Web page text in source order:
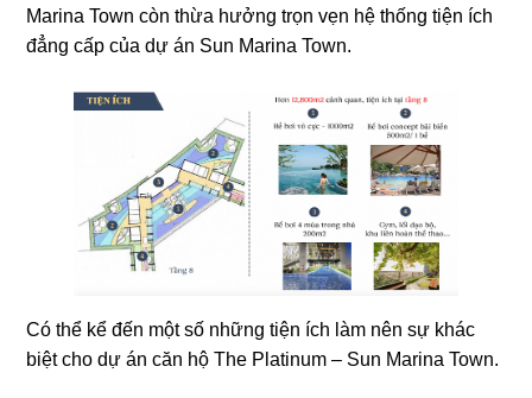
Marina Town còn thừa hưởng trọn vẹn hệ thống tiện ích
đẳng cấp của dự án Sun Marina Town.
Có thể kể đến một số những tiện ích làm nên sự khác
biệt cho dự án căn hộ The Platinum – Sun Marina Town.